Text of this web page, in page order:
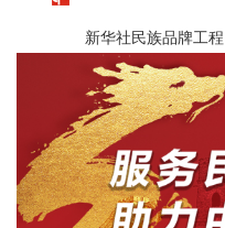
新华社民族品牌工